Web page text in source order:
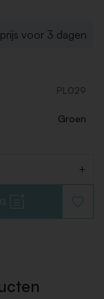
voor 3 dagen
PL029
Groen
+
TOE